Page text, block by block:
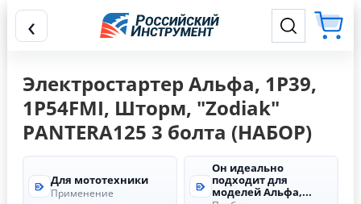
‹
Электростартер Альфа, 1P39,
1Р54FMI, Шторм, "Zodiak"
PANTERA125 3 болта (НАБОР)
Для мототехники
Применение
Он идеально
подходит для
моделей Альфа,...